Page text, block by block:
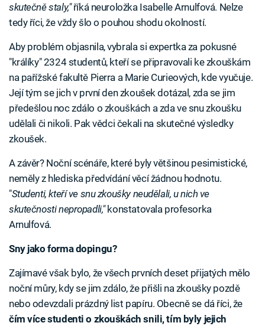
skutečně staly,"říká neuroložka Isabelle Arnulfová. Nelze
tedy říci, že vždy šlo o pouhou shodu okolností.
Aby problém objasnila, vybrala si expertka za pokusné
"králíky" 2324 studentů, kteří se připravovali ke zkouškám
na pařížské fakultě Pierra a Marie Curieových, kde vyučuje.
Její tým se jich v první den zkoušek dotázal, zda se jim
předešlou noc zdálo o zkouškách a zda ve snu zkoušku
udělali či nikoli. Pak vědci čekali na skutečné výsledky
zkoušek.
A závěr? Noční scénáře, které byly většinou pesimistické,
neměly z hlediska předvídání věcí žádnou hodnotu.
"Studenti, kteří ve snu zkoušky neudělali, u nich ve
skutečnosti nepropadli,"konstatovala profesorka
Arnulfová.
Sny jako forma dopingu?
Zajímavé však bylo, že všech prvních deset přijatých mělo
noční můry, kdy se jim zdálo, že přišli na zkoušky pozdě
nebo odevzdali prázdný list papíru. Obecně se dá říci, že
čím více studenti o zkouškách snili, tím byly jejich